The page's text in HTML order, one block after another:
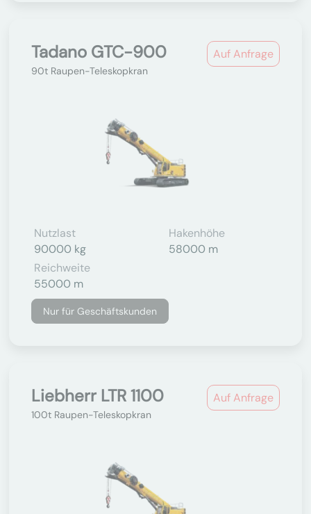
Auf Anfrage
Tadano GTC-900
90t Raupen-Teleskopkran
Nutzlast
90000 kg
Hakenhöhe
58000 m
Reichweite
55000 m
Nur für Geschäftskunden
Auf Anfrage
Liebherr LTR 1100
100t Raupen-Teleskopkran